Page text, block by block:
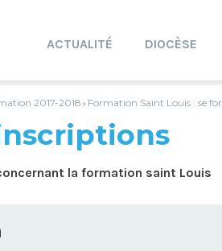
ACTUALITÉ DIOCÈSE
2017-2018 › Formation Saint Louis : se
la formation saint Louis